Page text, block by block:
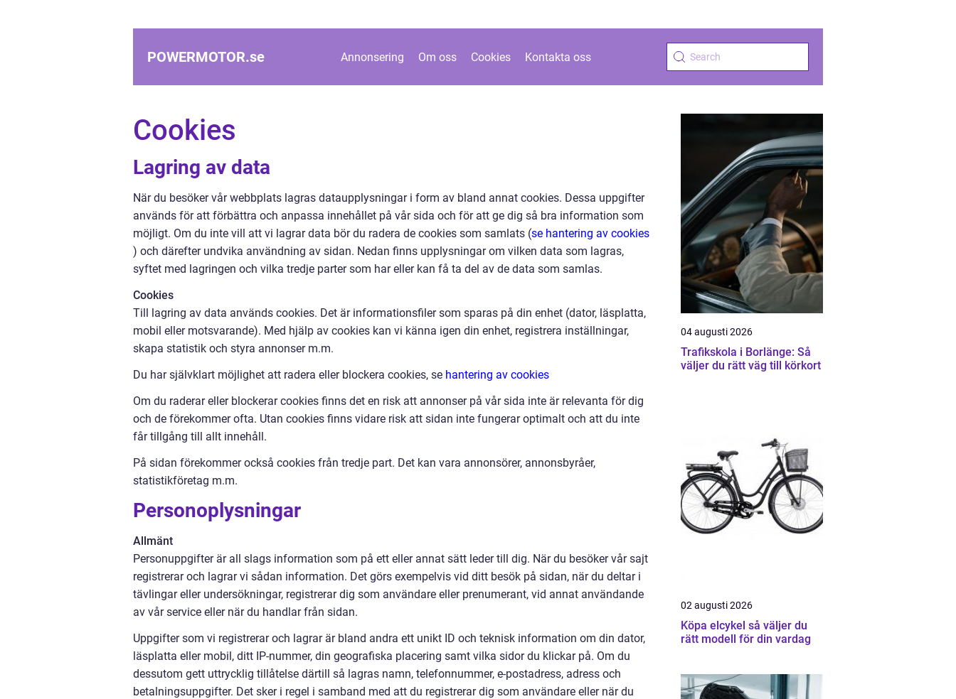
POWERMOTOR.se Annonsering Om oss Cookies Kontakta oss
Cookies
Lagring av data
När du besöker vår webbplats lagras dataupplysningar i form av bland annat cookies. Dessa uppgifter
används för att förbättra och anpassa innehållet på vår sida och för att ge dig så bra information som
möjligt. Om du inte vill att vi lagrar data bör du radera de cookies som samlats (se hantering av cookies
) och därefter undvika användning av sidan. Nedan finns upplysningar om vilken data som lagras,
syftet med lagringen och vilka tredje parter som har eller kan få ta del av de data som samlas.
Cookies
Till lagring av data används cookies. Det är informationsfiler som sparas på din enhet (dator, läsplatta,
mobil eller motsvarande). Med hjälp av cookies kan vi känna igen din enhet, registrera inställningar,
skapa statistik och styra annonser m.m.
Du har självklart möjlighet att radera eller blockera cookies, se hantering av cookies
Om du raderar eller blockerar cookies finns det en risk att annonser på vår sida inte är relevanta för dig
och de förekommer ofta. Utan cookies finns vidare risk att sidan inte fungerar optimalt och att du inte
får tillgång till allt innehåll.
På sidan förekommer också cookies från tredje part. Det kan vara annonsörer, annonsbyråer,
statistikföretag m.m.
Personoplysningar
Allmänt
Personuppgifter är all slags information som på ett eller annat sätt leder till dig. När du besöker vår sajt
registrerar och lagrar vi sådan information. Det görs exempelvis vid ditt besök på sidan, när du deltar i
tävlingar eller undersökningar, registrerar dig som användare eller prenumerant, vid annat användande
av vår service eller när du handlar från sidan.
Uppgifter som vi registrerar och lagrar är bland andra ett unikt ID och teknisk information om din dator,
läsplatta eller mobil, ditt IP-nummer, din geografiska placering samt vilka sidor du klickar på. Om du
dessutom gett uttrycklig tillåtelse därtill så lagras namn, telefonnummer, e-postadress, adress och
betalningsuppgifter. Det sker i regel i samband med att du registrerar dig som användare eller när du
04 augusti 2026
Trafikskola i Borlänge: Så
väljer du rätt väg till körkort
02 augusti 2026
Köpa elcykel så väljer du
rätt modell för din vardag